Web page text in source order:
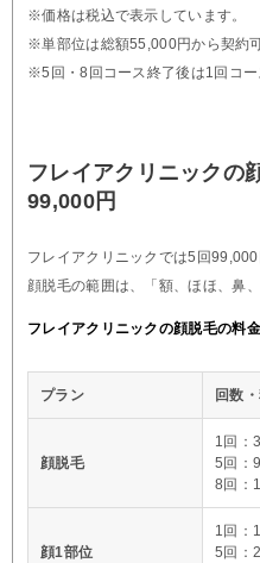
※価格は税込で表示しています。
※単部位は総額55,000円から契約
※5回・8回コース終了後は1回コー
フレイアクリニックの
99,000円
フレイアクリニックでは5回
顔脱毛の範囲は、「額、ほほ、鼻
フレイアクリニックの顔脱毛の料金
プラン 回数
顔脱毛
1回：
5回：
8回：
顔1部位
1回：
5回：